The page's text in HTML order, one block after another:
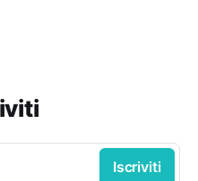
Iscriviti